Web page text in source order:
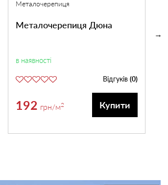
Металочерепиця
Металочерепиця Дюна
в наявності
Відгуків (0)
192 грн/м2 Купити